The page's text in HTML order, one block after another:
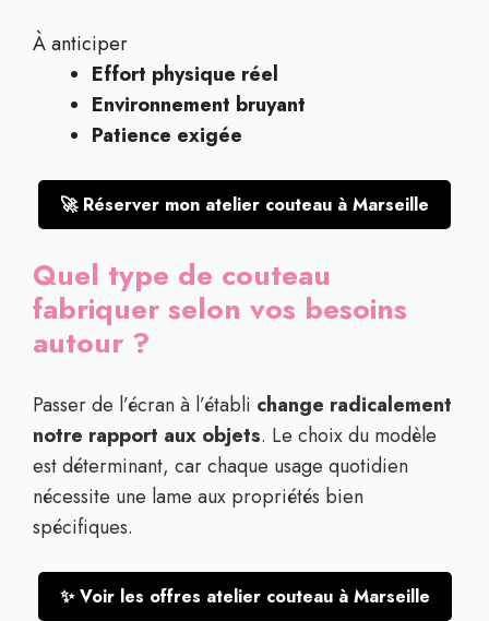
À anticiper
Effort physique réel
Environnement bruyant
Patience exigée
🚀 Réserver mon atelier couteau à Marseille
Quel type de couteau
fabriquer selon vos besoins
autour ?
Passer de l’écran à l’établi change radicalement
notre rapport aux objets. Le choix du modèle
est déterminant, car chaque usage quotidien
nécessite une lame aux propriétés bien
spécifiques.
✨ Voir les offres atelier couteau à Marseille